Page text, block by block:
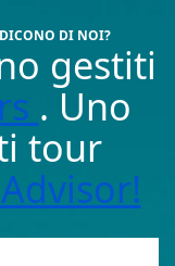
DI NOI?
gestiti
. Uno
tour